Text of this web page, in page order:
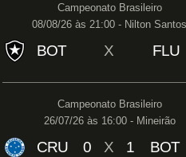
Campeonato Brasileiro
08/08/26 às 21:00 - Nilton Santos
BOT X FLU
Campeonato Brasileiro
26/07/26 às 16:00 - Mineirão
CRU 0 X 1 BOT